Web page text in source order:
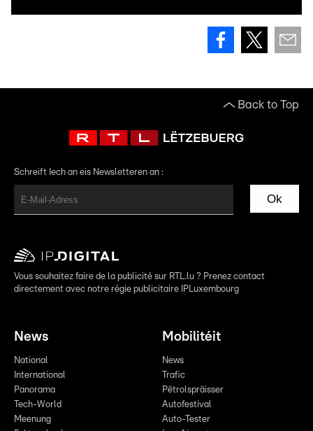
Back to Top
Schreift Iech an eis Newsletteren an :
Ok
Vous souhaitez faire de la publicité sur RTL.lu ? Prenez contact
directement avec notre régie publicitaire IPLuxembourg
News
National
International
Panorama
Tech-World
Meenung
Mobilitéit
News
Trafic
Pëtrolspräisser
Autofestival
Auto-Tester